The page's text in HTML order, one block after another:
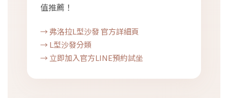
值推薦！
→ 弗洛拉L型沙發 官方詳細頁
→ L型沙發分類
→ 立即加入官方LINE預約試坐